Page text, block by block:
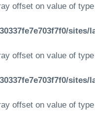
offset on value of type
offset on value of type
offset on value of type